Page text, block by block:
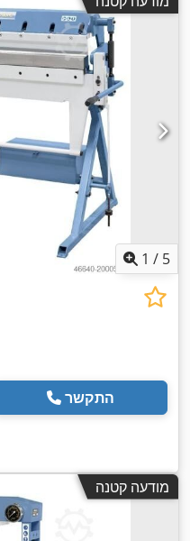
1 / 5
התקשר
מודעה קטנה